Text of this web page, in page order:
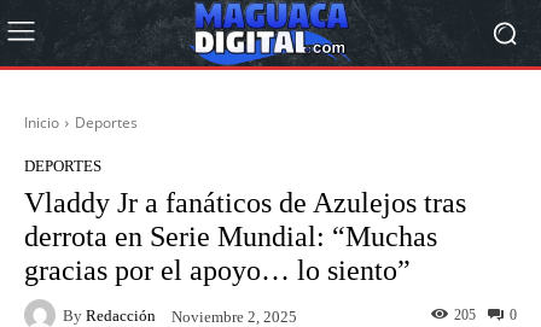
Inicio Deportes
DEPORTES
Vladdy Jr a fanáticos de Azulejos tras
derrota en Serie Mundial: “Muchas
gracias por el apoyo… lo siento”
By Redacción Noviembre 2, 2025 0
205